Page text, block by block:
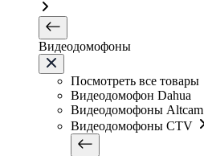
Видеодомофоны
Посмотреть все товары
Видеодомофон Dahua
Видеодомофоны Altcam
Видеодомофоны CTV